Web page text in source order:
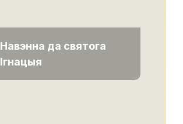
Навэнна да святога
Ігнацыя